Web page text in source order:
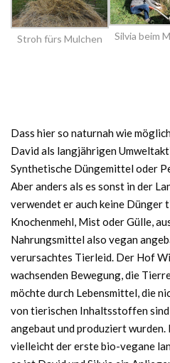
Stroh fürs Mulchen Silvia beim
Dass hier so naturnah wie
David als langjährigen
Synthetische Düngemittel oder
Aber anders als es sonst in der
verwendet er auch keine Dünger
Knochenmehl, Mist oder Gülle,
Nahrungsmittel also vegan
verursachtes Tierleid. Der Hof
wachsenden Bewegung, die
möchte durch Lebensmittel, die
von tierischen Inhaltsstoffen
angebaut und produziert
vielleicht der erste bio-vegane